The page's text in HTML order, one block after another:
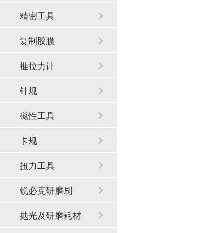
精密工具
复制胶膜
推拉力计
针规
磁性工具
卡规
扭力工具
锐必克研磨刷
抛光及研磨耗材